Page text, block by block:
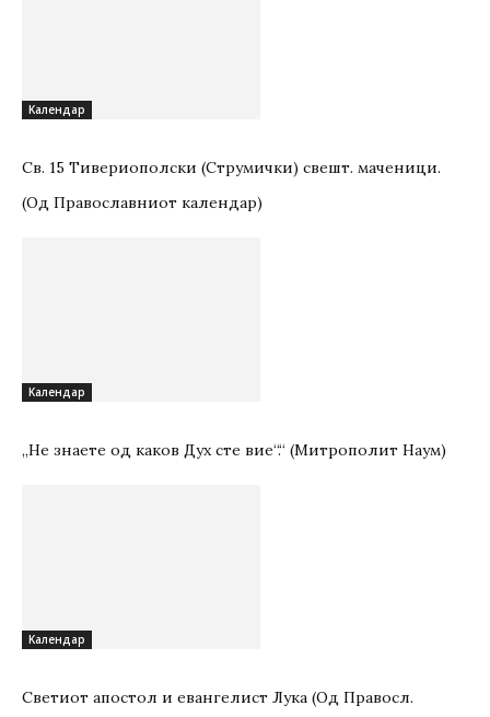
Kалендар
Св. 15 Тивeриoпoлски (Струмички) свeшт. маченици.
(Од Православниот календар)
Kалендар
„Не знаете од каков Дух сте вие“.“ (Митрополит Наум)
Kалендар
Светиот апостол и евангелист Лука (Од Правосл.